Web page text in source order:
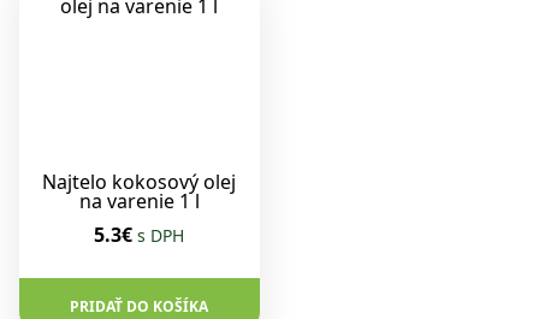
Najtelo kokosový olej
na varenie 1 l
5.3€ s DPH
PRIDAŤ DO KOŠÍKA